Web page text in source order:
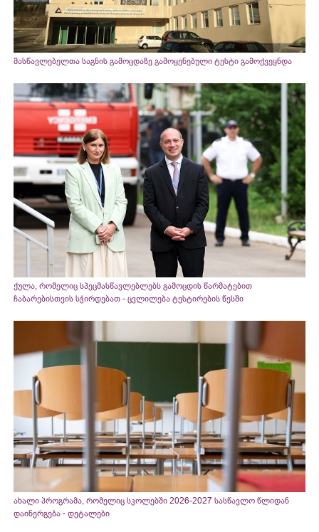
მასწავლებელთა საგნის გამოცდაზე გამოყენებული ტესტი გამოქვეყნდა
ქულა, რომელიც სპეცმასწავლებლებს გამოცდის წარმატებით
ჩაბარებისთვის სჭირდებათ - ცვლილება ტესტირების წესში
ახალი პროგრამა, რომელიც სკოლებში 2026-2027 სასწავლო წლიდან
დაინერგება - დეტალები